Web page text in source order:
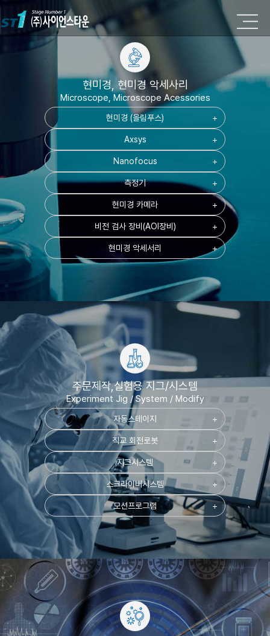
현미경, 현미경 악세사리
Microscope, Microscope Acessories
현미경 (올림푸스) add
Axsys add
Nanofocus add
측정기 add
현미경 카메라 add
비전 검사 장비(AOI장비) add
현미경 악세서리 add
주문제작,실험용 지그/시스템
Experiment Jig / System / Modify
자동스테이지 add
직교 회전로봇 add
지그시스템 add
스크라이버시스템 add
모션프로그램 add